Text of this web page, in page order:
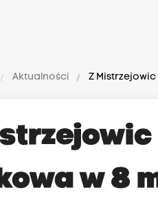
Aktualności Z
w 8